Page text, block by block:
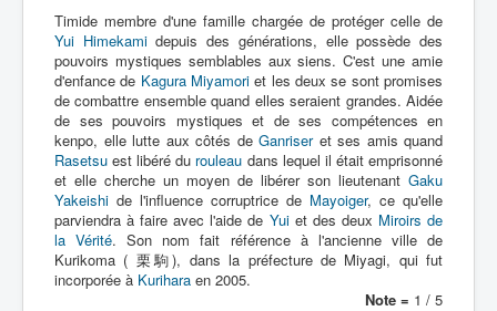
Timide membre d'une famille chargée de protéger celle de
Yui Himekamidepuis des générations, elle possède des
pouvoirs mystiques semblables aux siens. C'est une amie
d'enfance de Kagura Miyamori et les deux se sont promises
de combattre ensemble quand elles seraient grandes. Aidée
de ses pouvoirs mystiques et de ses compétences en
kenpo, elle lutte aux côtés de Ganriseret ses amis quand
Rasetsu est libéré du rouleau dans lequel il était emprisonné
et elle cherche un moyen de libérer son lieutenant Gaku
Yakeishi de l'influence corruptrice de Mayoiger, ce qu'elle
parviendra à faire avec l'aide de Yuiet des deux Miroirs de
la Vérité. Son nom fait référence à l'ancienne ville de
Kurikoma ( 栗駒), dans la préfecture de Miyagi, qui fut
incorporée à Kurihara en 2005.
Note = 1 / 5